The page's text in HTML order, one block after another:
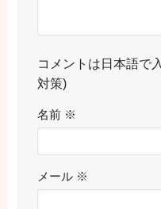
コメントは日本語で
対策)
名前 ※
メール ※